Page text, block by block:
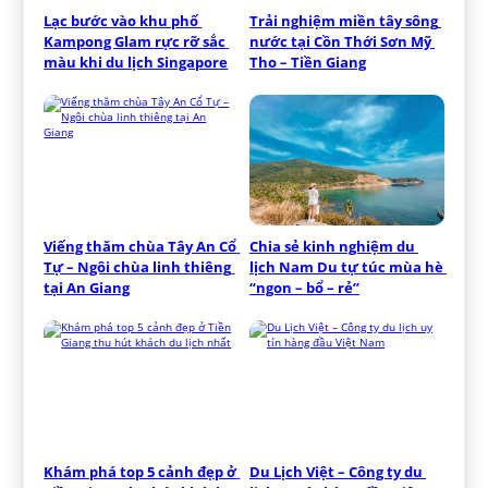
Lạc bước vào khu phố
Kampong Glam rực rỡ sắc
màu khi du lịch Singapore
Trải nghiệm miền tây sông
nước tại Cồn Thới Sơn Mỹ
Tho – Tiền Giang
Viếng thăm chùa Tây An Cổ
Tự – Ngôi chùa linh thiêng
tại An Giang
Chia sẻ kinh nghiệm du
lịch Nam Du tự túc mùa hè
“ngon – bổ – rẻ”
Khám phá top 5 cảnh đẹp ở
Du Lịch Việt – Công ty du